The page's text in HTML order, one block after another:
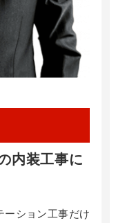
内装工事に
ーション工事だけ